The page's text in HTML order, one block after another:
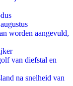
worden aangevuld,
van diefstal en
na snelheid van